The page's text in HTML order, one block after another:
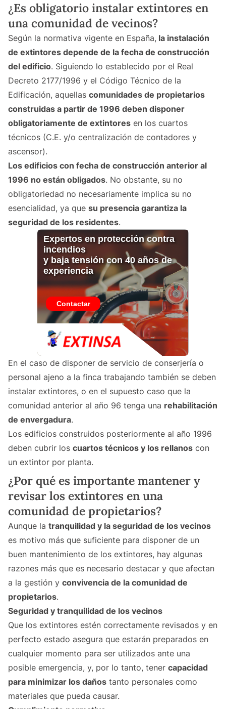
¿Es obligatorio instalar extintores en
una comunidad de vecinos?
Según la normativa vigente en España, la instalación
de extintores depende de la fecha de construcción
del edificio. Siguiendo lo establecido por el Real
Decreto 2177/1996 y el Código Técnico de la
Edificación, aquellas comunidades de propietarios
construidas a partir de 1996 deben disponer
obligatoriamente de extintores en los cuartos
técnicos (C.E. y/o centralización de contadores y
ascensor).
Los edificios con fecha de construcción anterior al
1996 no están obligados. No obstante, su no
obligatoriedad no necesariamente implica su no
esencialidad, ya que su presencia garantiza la
seguridad de los residentes.
En el caso de disponer de servicio de conserjería o
personal ajeno a la finca trabajando también se deben
instalar extintores, o en el supuesto caso que la
comunidad anterior al año 96 tenga una rehabilitación
de envergadura.
Los edificios construidos posteriormente al año 1996
deben cubrir los cuartos técnicos y los rellanos con
un extintor por planta.
¿Por qué es importante mantener y
revisar los extintores en una
comunidad de propietarios?
Aunque la tranquilidad y la seguridad de los vecinos
es motivo más que suficiente para disponer de un
buen mantenimiento de los extintores, hay algunas
razones más que es necesario destacar y que afectan
a la gestión y convivencia de la comunidad de
propietarios.
Seguridad y tranquilidad de los vecinos
Que los extintores estén correctamente revisados y en
perfecto estado asegura que estarán preparados en
cualquier momento para ser utilizados ante una
posible emergencia, y, por lo tanto, tener capacidad
para minimizar los daños tanto personales como
materiales que pueda causar.